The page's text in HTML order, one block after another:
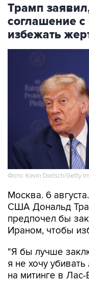
Трамп
соглашение
избежать
Фото: Kevin Dietsch/Getty
Москва. 6
США Дональд
предпочел бы
Ираном, чтобы
"Я бы лучше
я не хочу
на митинге в Лас-